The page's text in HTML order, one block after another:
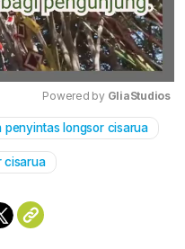
Mute
Powered by GliaStudios
penyintas longsor cisarua
cisarua